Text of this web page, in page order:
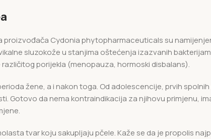
proizvođača Cydonia phytopharmaceuticals su
sluzokože u stanjima oštećenja izazvanih
porijekla (menopauza, hormoski disbalans).
žene, a i nakon toga. Od adolescencije, prvih
Gotovo da nema kontraindikacija za njihovu primjenu,
tvar koju sakupljaju pčele. Kaže se da je propolis